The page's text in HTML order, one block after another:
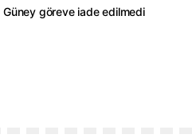
Güney göreve iade edilmedi